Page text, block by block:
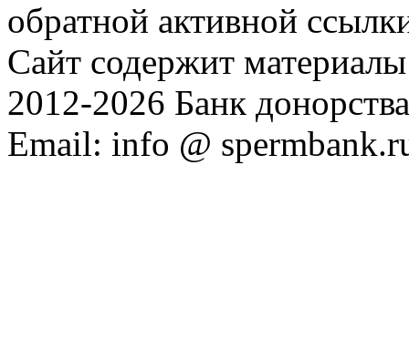
обратной активной
Сайт содержит
2012-2026 Банк
Email: info @